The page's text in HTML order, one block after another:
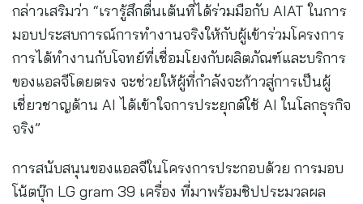
กล่าวเสริมว่า “เรารู้สึกตื่นเต้นที่ได้ร่วมมือกับ AIAT ในการ
มอบประสบการณ์การทำงานจริงให้กับผู้เข้าร่วมโครงการ
การได้ทำงานกับโจทย์ที่เชื่อมโยงกับผลิตภัณฑ์และบริการ
ของแอลจีโดยตรง จะช่วยให้ผู้ที่กำลังจะก้าวสู่การเป็นผู้
เชี่ยวชาญด้าน AI ได้เข้าใจการประยุกต์ใช้ AI ในโลกธุรกิจ
จริง”
การสนับสนุนของแอลจีในโครงการประกอบด้วย การมอบ
โน้ตบุ๊ก LG gram 39 เครื่อง ที่มาพร้อมชิปประมวลผล